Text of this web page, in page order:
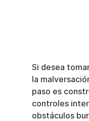
Si desea
la
paso es
controles
obstáculos